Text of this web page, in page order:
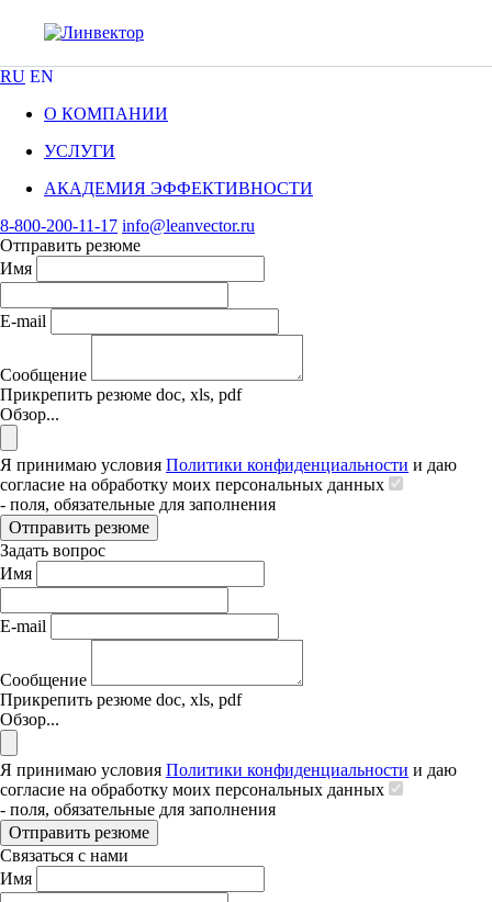
RU EN
О КОМПАНИИ
УСЛУГИ
АКАДЕМИЯ ЭФФЕКТИВНОСТИ
8-800-200-11-17 info@leanvector.ru
Отправить резюме
Имя
E-mail
Сообщение
Прикрепить резюме doc, xls, pdf
Обзор...
Я принимаю условия Политики конфиденциальности и даю
согласие на обработку моих персональных данных
- поля, обязательные для заполнения
Отправить резюме
Задать вопрос
Имя
E-mail
Сообщение
Прикрепить резюме doc, xls, pdf
Обзор...
Я принимаю условия Политики конфиденциальности и даю
согласие на обработку моих персональных данных
- поля, обязательные для заполнения
Отправить резюме
Связаться с нами
Имя